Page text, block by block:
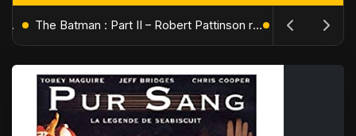
L'Âge de Glace : Le Réveil du Volcan – Manny, Sid et Diego de retour pour une aventure explosive The Batman : Part II – Robert Pattinson replonge dans les ténèbres de Gotham dès octobre 2027